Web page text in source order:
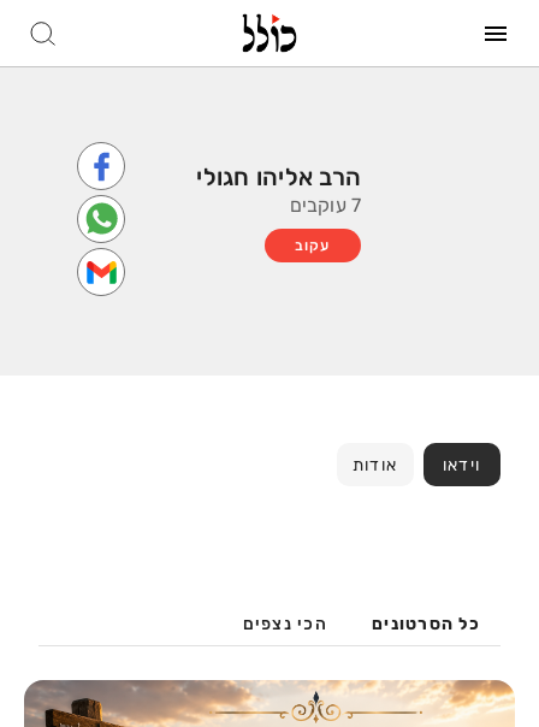
הרב אליהו חגולי
7 עוקבים
עקוב
וידאו אודות
כל הסרטונים הכי נצפים